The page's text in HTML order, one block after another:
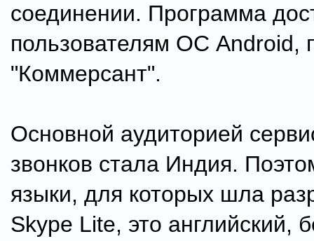
соединении. Программа
пользователям ОС Android,
"Коммерсант".
Основной аудиторией
звонков стала Индия.
языки, для которых шла
Skype Lite, это английский,